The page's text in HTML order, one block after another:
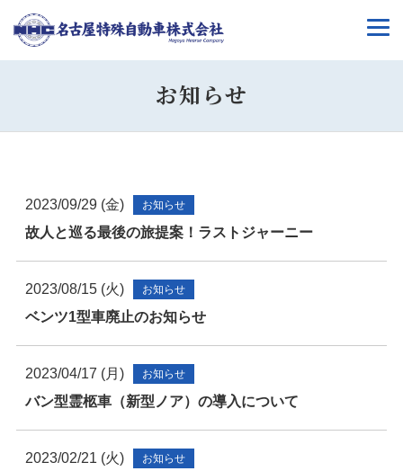
お知らせ
2023/09/29 (金) お知らせ
故人と巡る最後の旅提案！ラストジャーニー
2023/08/15 (火) お知らせ
ベンツ1型車廃止のお知らせ
2023/04/17 (月) お知らせ
バン型霊柩車（新型ノア）の導入について
2023/02/21 (火) お知らせ